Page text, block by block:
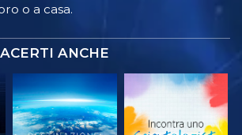
o a casa.
ANCHE